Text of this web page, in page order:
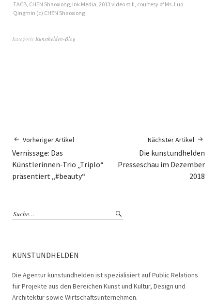
TACB, CHEN Shaoxiong, Ink Media, 2013 video still, courtesy of Ms. Luo
Qingmin (c) CHEN Shaoxiong
Kategorie Kunsthelden-Blog
Vorheriger Artikel
Vernissage: Das
Künstlerinnen-Trio „Triplo“
präsentiert „#beauty“
Nächster Artikel
Die kunstundhelden
Presseschau im Dezember
2018
KUNSTUNDHELDEN
Die Agentur kunstundhelden ist spezialisiert auf Public Relations
für Projekte aus den Bereichen Kunst und Kultur, Design und
Architektur sowie Wirtschaftsunternehmen.